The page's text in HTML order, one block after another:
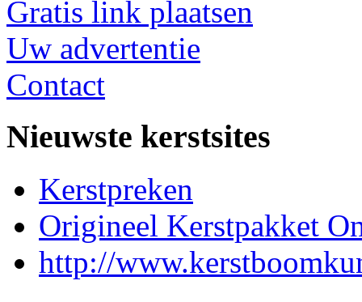
Gratis link plaatsen
Uw advertentie
Contact
Nieuwste kerstsites
Kerstpreken
Origineel Kerstpakket
http://